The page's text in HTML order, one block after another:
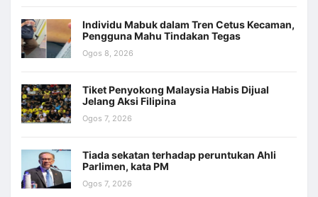
Individu Mabuk dalam Tren Cetus Kecaman,
Pengguna Mahu Tindakan Tegas
Ogos 8, 2026
Tiket Penyokong Malaysia Habis Dijual
Jelang Aksi Filipina
Ogos 7, 2026
Tiada sekatan terhadap peruntukan Ahli
Parlimen, kata PM
Ogos 7, 2026